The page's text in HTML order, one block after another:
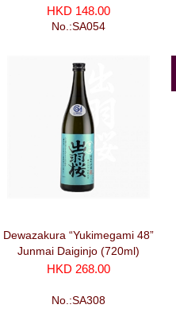
HKD 148.00
No.:SA054
Dewazakura “Yukimegami 48”
Junmai Daiginjo (720ml)
HKD 268.00
No.:SA308